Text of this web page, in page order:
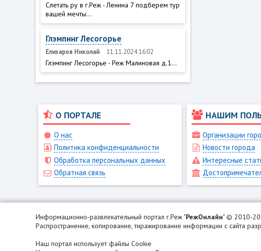
Слетать ру в г.Реж - Ленина 7 подберем тур
вашей мечты...
Глэмпинг Лесогорье
Елизаров Николай 11.11.2024 16:02
Глэмпинг Лесогорье - Реж Малиновая д.1...
О ПОРТАЛЕ
О нас
Политика конфиденциальности
Обработка персональных данных
Обратная связь
НАШИМ
Организации
Новости города
Интересные
Информационно-развлекательный портал г.Реж "РежОнлайн" © 2010-
Распространение, копирование, тиражирование информации с сайта
Наш портал использует файлы Cookie